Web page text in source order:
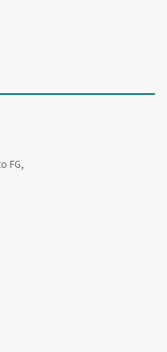
FG,